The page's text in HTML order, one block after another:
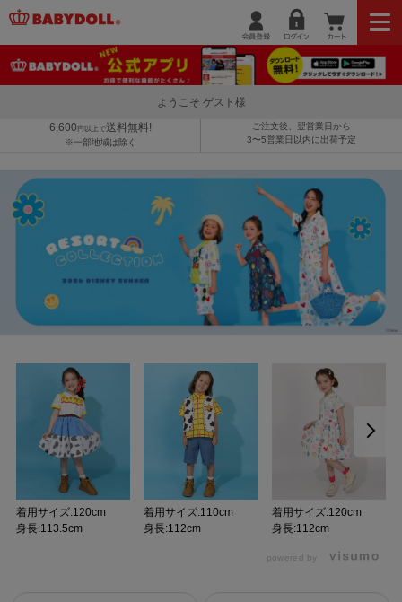
ようこそ ゲスト様
6,600 円以上で送料無料!
※一部地域は除く
ご注文後、翌営業日から
3〜5営業日以内に出荷予定
着用サイズ:120cm
身長:113.5cm
着用サイズ:110cm
身長:112cm
着用サイズ:120cm
身長:112cm
powered by